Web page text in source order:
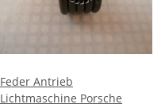
Feder Antrieb
Lichtmaschine Porsche